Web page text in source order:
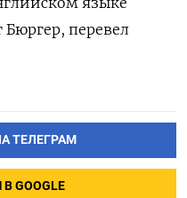
перевел
ТЕЛЕГРАМ
GOOGLE